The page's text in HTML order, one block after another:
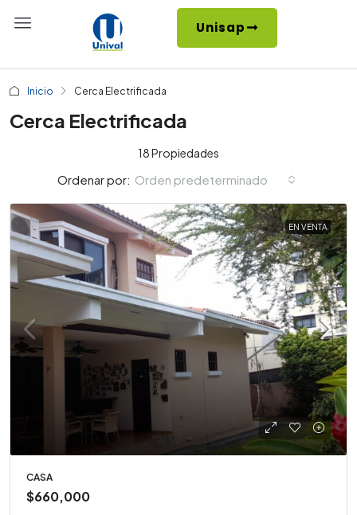
Unisap
Inicio Cerca Electrificada
Cerca Electrificada
18 Propiedades
Ordenar por: Orden predeterminado
EN VENTA
CASA
$660,000